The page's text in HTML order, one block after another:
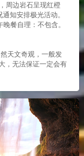
周边岩石呈现红橙
知安排极光活动。
餐自理：不包含。
天文奇观，一般发
，无法保证一定会有